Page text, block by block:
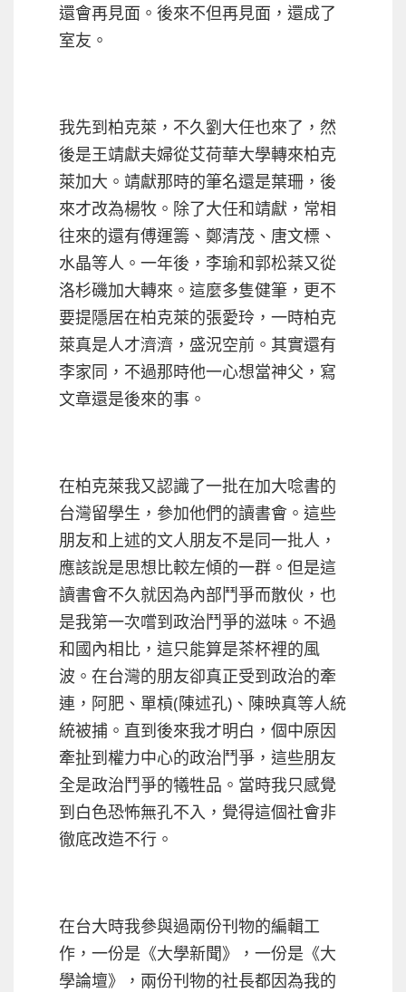
還會再見面。後來不但再見面，還成了
室友。
我先到柏克萊，不久劉大任也來了，然
後是王靖獻夫婦從艾荷華大學轉來柏克
萊加大。靖獻那時的筆名還是葉珊，後
來才改為楊牧。除了大任和靖獻，常相
往來的還有傅運籌、鄭清茂、唐文標、
水晶等人。一年後，李瑜和郭松棻又從
洛杉磯加大轉來。這麼多隻健筆，更不
要提隱居在柏克萊的張愛玲，一時柏克
萊真是人才濟濟，盛況空前。其實還有
李家同，不過那時他一心想當神父，寫
文章還是後來的事。
在柏克萊我又認識了一批在加大唸書的
台灣留學生，參加他們的讀書會。這些
朋友和上述的文人朋友不是同一批人，
應該說是思想比較左傾的一群。但是這
讀書會不久就因為內部鬥爭而散伙，也
是我第一次嚐到政治鬥爭的滋味。不過
和國內相比，這只能算是茶杯裡的風
波。在台灣的朋友卻真正受到政治的牽
連，阿肥、單槓(陳述孔)、陳映真等人統
統被捕。直到後來我才明白，個中原因
牽扯到權力中心的政治鬥爭，這些朋友
全是政治鬥爭的犧牲品。當時我只感覺
到白色恐怖無孔不入，覺得這個社會非
徹底改造不行。
在台大時我參與過兩份刊物的編輯工
作，一份是《大學新聞》，一份是《大
學論壇》，兩份刊物的社長都因為我的